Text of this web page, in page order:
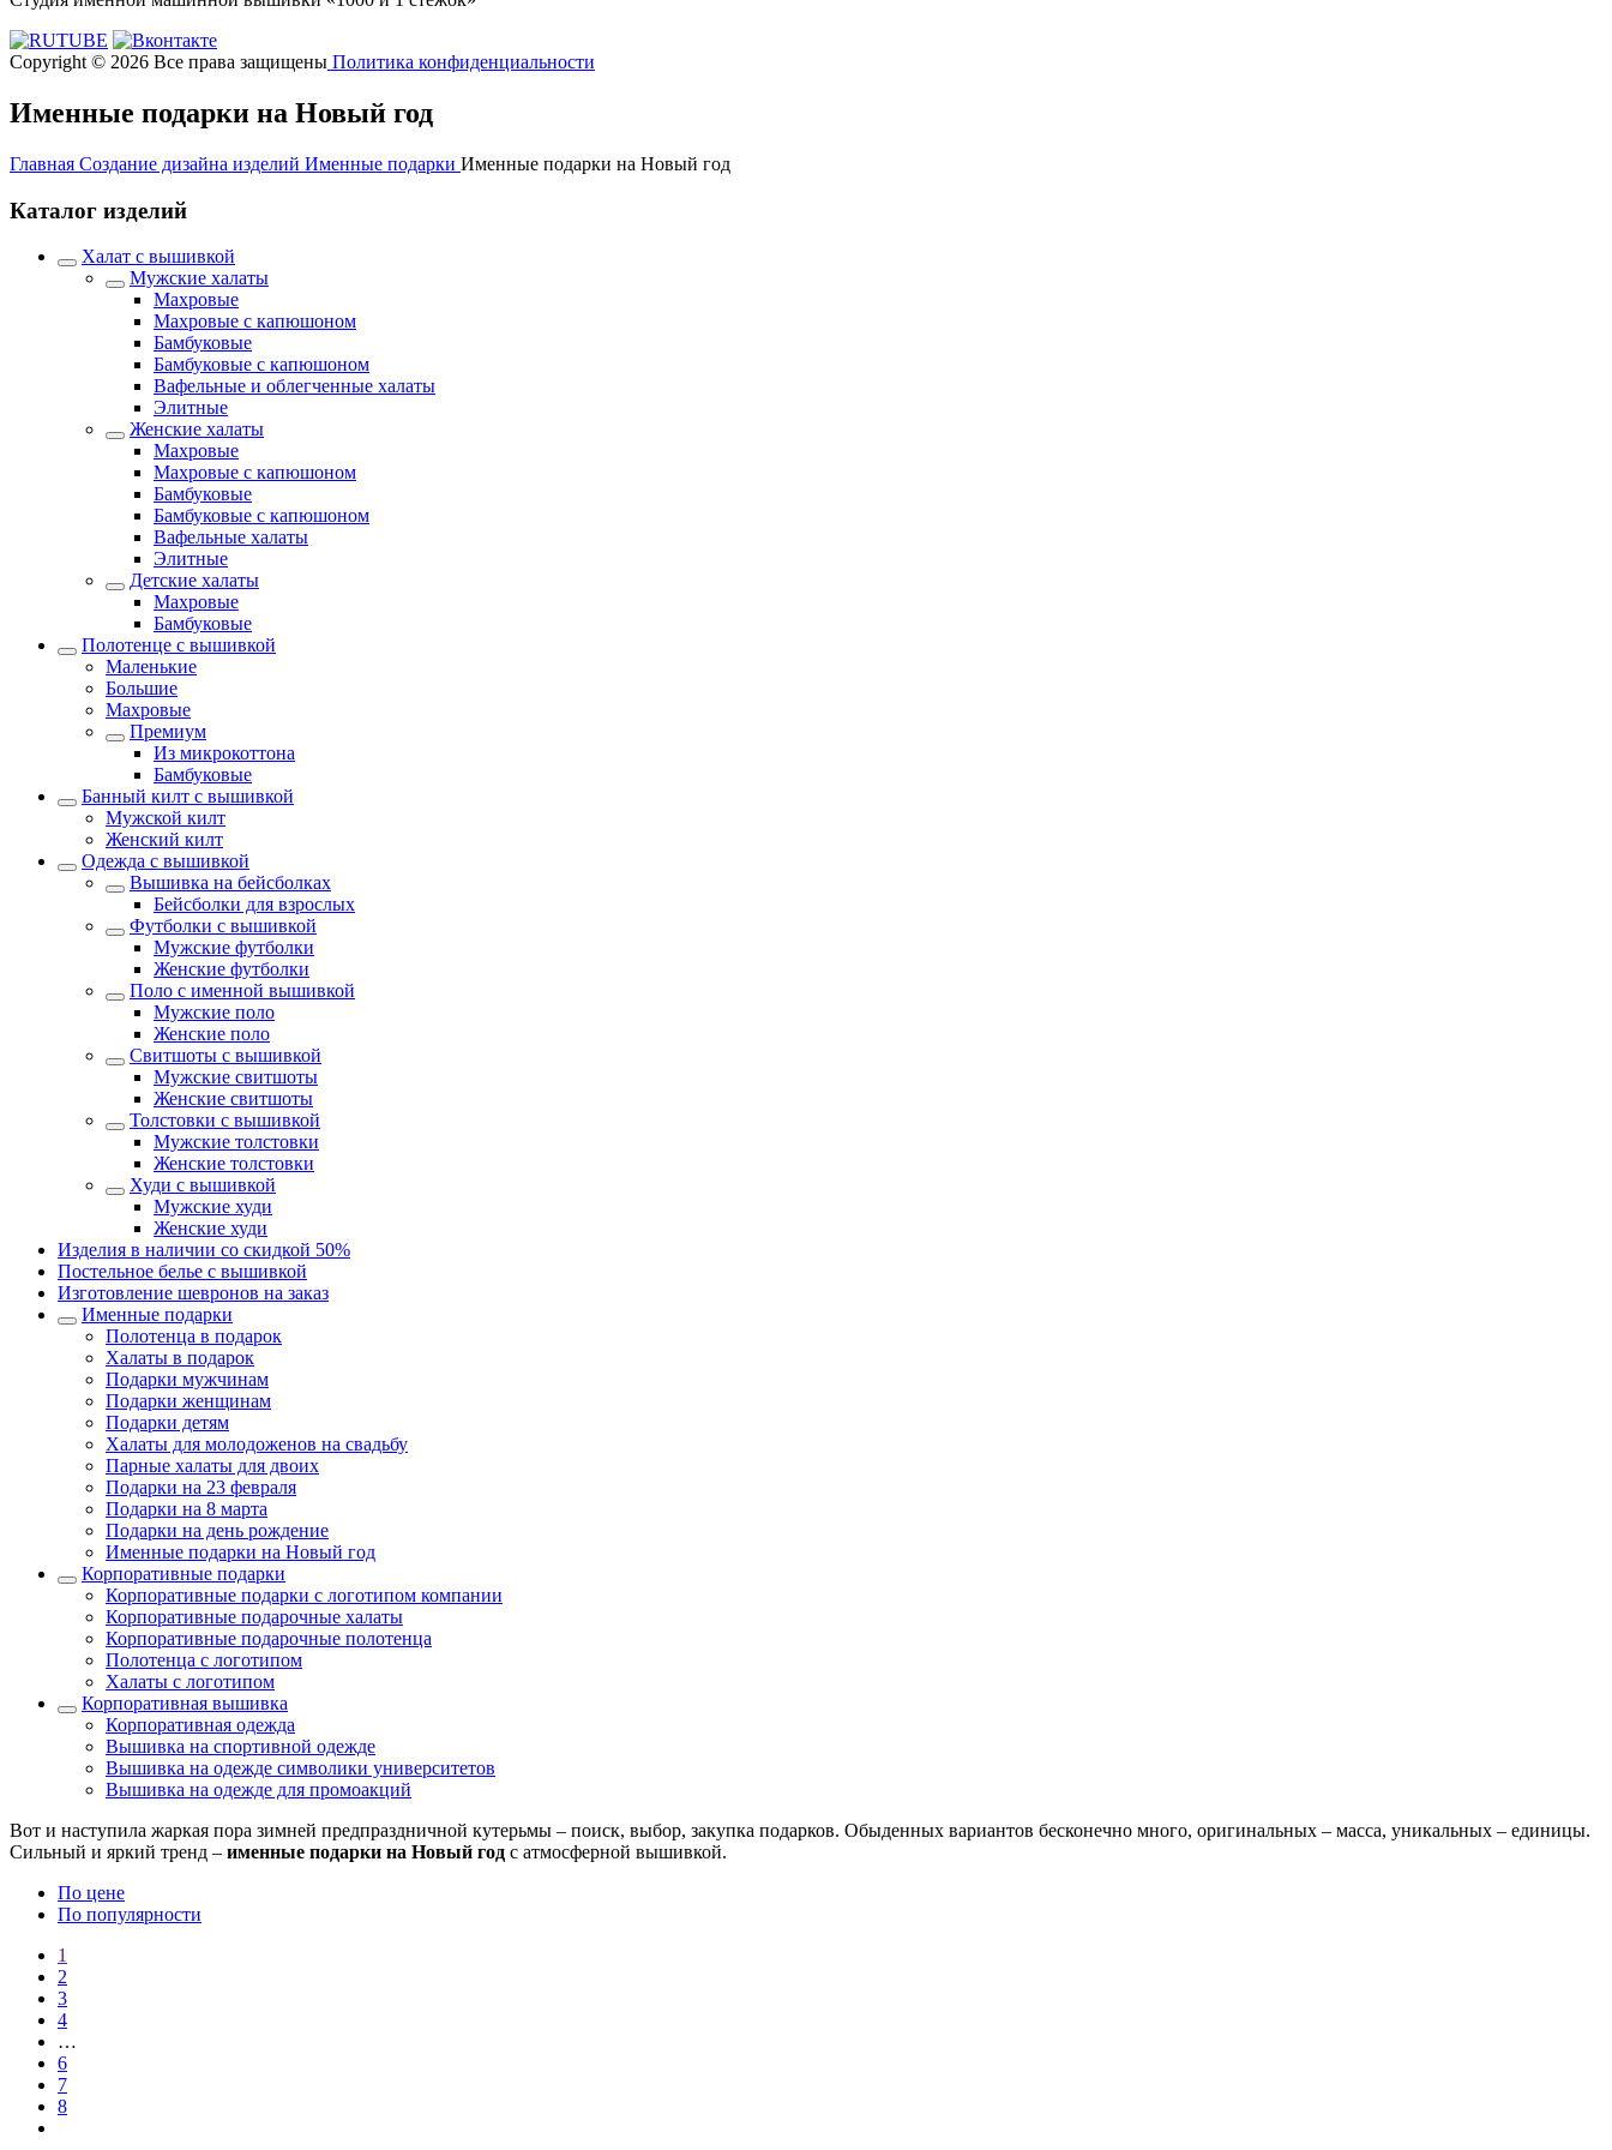
Copyright © 2026 Все права защищены Политика конфиденциальности
Именные подарки на Новый год
Главная Создание дизайна изделий Именные подарки Именные подарки на Новый год
Каталог изделий
Халат с вышивкой
Мужские халаты
Махровые
Махровые с капюшоном
Бамбуковые
Бамбуковые с капюшоном
Вафельные и облегченные халаты
Элитные
Женские халаты
Махровые
Махровые с капюшоном
Бамбуковые
Бамбуковые с капюшоном
Вафельные халаты
Элитные
Детские халаты
Махровые
Бамбуковые
Полотенце с вышивкой
Маленькие
Большие
Махровые
Премиум
Из микрокоттона
Бамбуковые
Банный килт с вышивкой
Мужской килт
Женский килт
Одежда с вышивкой
Вышивка на бейсболках
Бейсболки для взрослых
Футболки с вышивкой
Мужские футболки
Женские футболки
Поло с именной вышивкой
Мужские поло
Женские поло
Свитшоты с вышивкой
Мужские свитшоты
Женские свитшоты
Толстовки с вышивкой
Мужские толстовки
Женские толстовки
Худи с вышивкой
Мужские худи
Женские худи
Изделия в наличии со скидкой 50%
Постельное белье с вышивкой
Изготовление шевронов на заказ
Именные подарки
Полотенца в подарок
Халаты в подарок
Подарки мужчинам
Подарки женщинам
Подарки детям
Халаты для молодоженов на свадьбу
Парные халаты для двоих
Подарки на 23 февраля
Подарки на 8 марта
Подарки на день рождение
Именные подарки на Новый год
Корпоративные подарки
Корпоративные подарки с логотипом компании
Корпоративные подарочные халаты
Корпоративные подарочные полотенца
Полотенца с логотипом
Халаты с логотипом
Корпоративная вышивка
Корпоративная одежда
Вышивка на спортивной одежде
Вышивка на одежде символики университетов
Вышивка на одежде для промоакций
Вот и наступила жаркая пора зимней предпраздничной кутерьмы – поиск, выбор, закупка подарков. Обыденных вариантов бесконечно много, оригинальных – масса, уникальных – единицы.
Сильный и яркий тренд – именные подарки на Новый год с атмосферной вышивкой.
По цене
По популярности
1
2
3
4
…
6
7
8